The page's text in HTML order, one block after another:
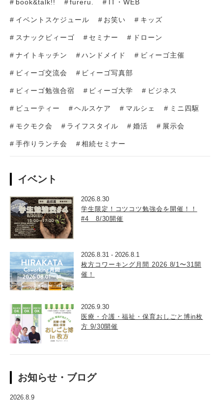
book&talk!! fureru. IT・WEB
イベントスケジュール お笑い キッズ
スナックビィーゴ セミナー ドローン
ナイトキッチン ハンドメイド ビィーゴ主催
ビィーゴ交流会 ビィーゴ写真部
ビィーゴ勉強合宿 ビィーゴ大学 ビジネス
ビューティー ヘルスケア マルシェ ミニ四駆
モクモク会 ライフスタイル 婚活 展示会
手作りランチ会 相続セミナー
イベント
2026.8.30
学生限定！コツコツ勉強会を開催！！
#4 8/30開催
2026.8.31 - 2026.8.1
枚方コワーキング月間 2026 8/1〜31開
催！
2026.9.30
医療・介護・福祉・保育おしごと博in枚
方 9/30開催
お知らせ・ブログ
2026.8.9